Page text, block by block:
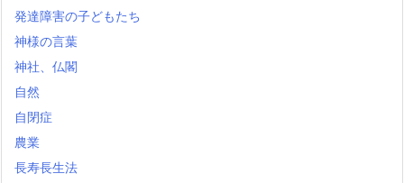
発達障害の子どもたち
神様の言葉
神社、仏閣
自然
自閉症
農業
長寿長生法